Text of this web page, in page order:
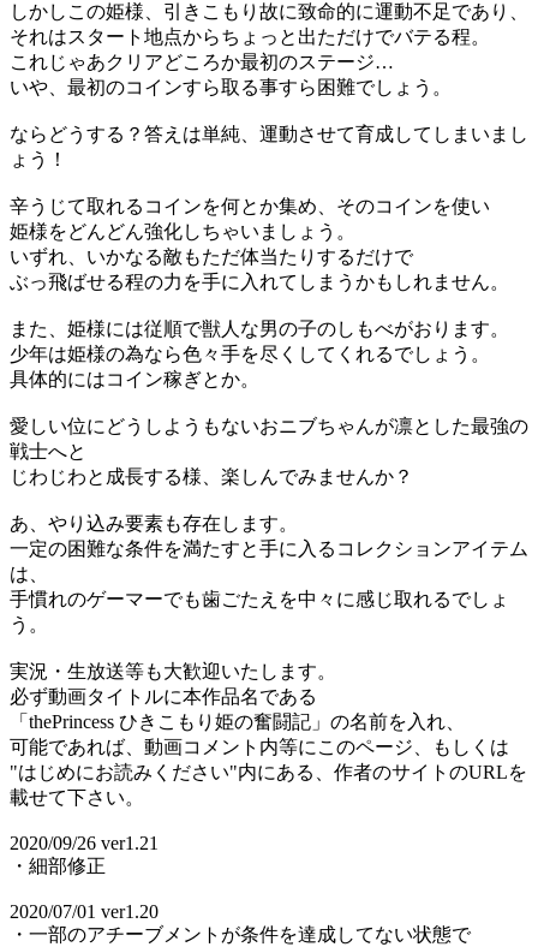
しかしこの姫様、引きこもり故に致命的に運動不足であり、
それはスタート地点からちょっと出ただけでバテる程。
これじゃあクリアどころか最初のステージ…
いや、最初のコインすら取る事すら困難でしょう。
ならどうする？答えは単純、運動させて育成してしまいまし
ょう！
辛うじて取れるコインを何とか集め、そのコインを使い
姫様をどんどん強化しちゃいましょう。
いずれ、いかなる敵もただ体当たりするだけで
ぶっ飛ばせる程の力を手に入れてしまうかもしれません。
また、姫様には従順で獣人な男の子のしもべがおります。
少年は姫様の為なら色々手を尽くしてくれるでしょう。
具体的にはコイン稼ぎとか。
愛しい位にどうしようもないおニブちゃんが凛とした最強の
戦士へと
じわじわと成長する様、楽しんでみませんか？
あ、やり込み要素も存在します。
一定の困難な条件を満たすと手に入るコレクションアイテム
は、
手慣れのゲーマーでも歯ごたえを中々に感じ取れるでしょ
う。
実況・生放送等も大歓迎いたします。
必ず動画タイトルに本作品名である
「thePrincess ひきこもり姫の奮闘記」の名前を入れ、
可能であれば、動画コメント内等にこのページ、もしくは
"はじめにお読みください"内にある、作者のサイトのURLを
載せて下さい。
2020/09/26 ver1.21
・細部修正
2020/07/01 ver1.20
・一部のアチーブメントが条件を達成してない状態で